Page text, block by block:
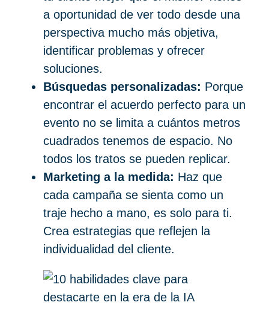
a oportunidad de ver todo desde una
perspectiva mucho más objetiva,
identificar problemas y ofrecer
soluciones.
Búsquedas personalizadas: Porque
encontrar el acuerdo perfecto para un
evento no se limita a cuántos metros
cuadrados tenemos de espacio. No
todos los tratos se pueden replicar.
Marketing a la medida: Haz que
cada campaña se sienta como un
traje hecho a mano, es solo para ti.
Crea estrategias que reflejen la
individualidad del cliente.